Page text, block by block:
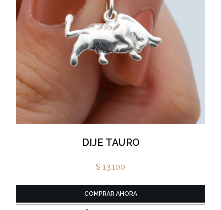
DIJE TAURO
$ 13.100
COMPRAR AHORA